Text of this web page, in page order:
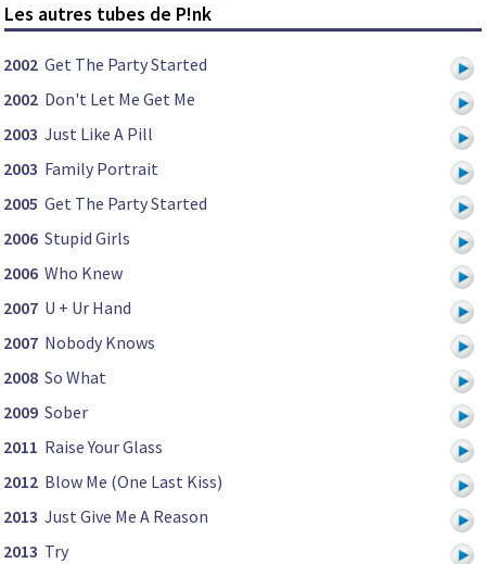
Les autres tubes de P!nk
2002 Get The Party Started
2002 Don't Let Me Get Me
2003 Just Like A Pill
2003 Family Portrait
2005 Get The Party Started
2006 Stupid Girls
2006 Who Knew
2007 U + Ur Hand
2007 Nobody Knows
2008 So What
2009 Sober
2011 Raise Your Glass
2012 Blow Me (One Last Kiss)
2013 Just Give Me A Reason
2013 Try